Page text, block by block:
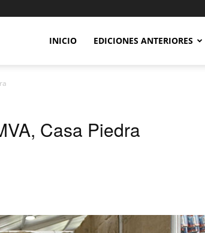
INICIO EDICIONES ANTERIORES
Casa Piedra